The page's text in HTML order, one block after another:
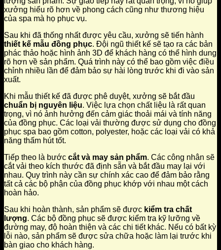
xưởng hiểu rõ hơn về phong cách cũng như thương hiệu
của spa mà họ phục vụ.
Sau khi đã thống nhất được yêu cầu, xưởng sẽ tiến hành
thiết kế mẫu đồng phục. Đội ngũ thiết kế sẽ tạo ra các bản
phác thảo hoặc hình ảnh 3D để khách hàng có thể hình dung
rõ hơn về sản phẩm. Quá trình này có thể bao gồm việc điều
chỉnh nhiều lần để đảm bảo sự hài lòng trước khi đi vào sản
xuất.
Khi mẫu thiết kế đã được phê duyệt, xưởng sẽ bắt đầu
chuẩn bị nguyên liệu. Việc lựa chọn chất liệu là rất quan
trọng, vì nó ảnh hưởng đến cảm giác thoải mái và tính năng
của đồng phục. Các loại vải thường được sử dụng cho đồng
phục spa bao gồm cotton, polyester, hoặc các loại vải có khả
năng thấm hút tốt.
Tiếp theo là bước cắt và may sản phẩm. Các công nhân sẽ
cắt vải theo kích thước đã định sẵn và bắt đầu may lại với
nhau. Quy trình này cần sự chính xác cao để đảm bảo rằng
tất cả các bộ phận của đồng phục khớp với nhau một cách
hoàn hảo.
Sau khi hoàn thành, sản phẩm sẽ được kiểm tra chất
lượng. Các bộ đồng phục sẽ được kiểm tra kỹ lưỡng về
đường may, độ hoàn thiện và các chi tiết khác. Nếu có bất kỳ
lỗi nào, sản phẩm sẽ được sửa chữa hoặc làm lại trước khi
bàn giao cho khách hàng.